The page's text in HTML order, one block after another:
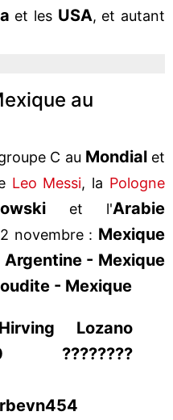
et les USA, et autant
au
C au Mondialet
Leo Messi, la Pologne
et l'Arabie
novembre : Mexique
Argentine - Mexique
- Mexique
Lozano
????????